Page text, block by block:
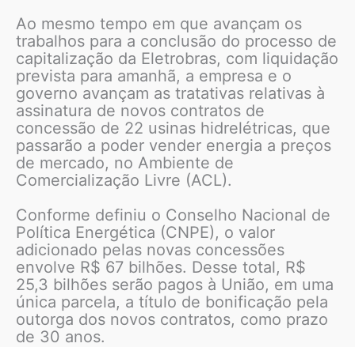
Ao mesmo tempo em que avançam os
trabalhos para a conclusão do processo de
capitalização da Eletrobras, com liquidação
prevista para amanhã, a empresa e o
governo avançam as tratativas relativas à
assinatura de novos contratos de
concessão de 22 usinas hidrelétricas, que
passarão a poder vender energia a preços
de mercado, no Ambiente de
Comercialização Livre (ACL).
Conforme definiu o Conselho Nacional de
Política Energética (CNPE), o valor
adicionado pelas novas concessões
envolve R$ 67 bilhões. Desse total, R$
25,3 bilhões serão pagos à União, em uma
única parcela, a título de bonificação pela
outorga dos novos contratos, como prazo
de 30 anos.